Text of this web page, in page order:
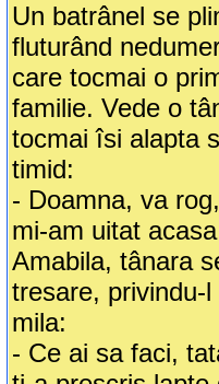
Un batrânel se
fluturând
care tocmai o
familie. Vede o
tocmai îsi alapta
timid:
- Doamna, va
mi-am uitat
Amabila, tânara
tresare, privindu-
mila:
- Ce ai sa faci,